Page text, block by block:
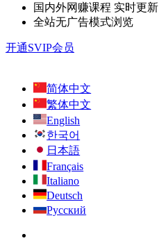
国内外网赚课程 实时更新
全站无广告模式浏览
开通SVIP会员
简体中文
繁体中文
English
한국어
日本語
Français
Italiano
Deutsch
Русский